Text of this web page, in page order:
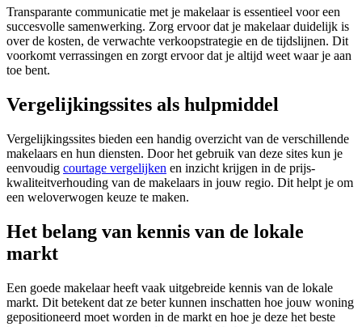
Transparante communicatie met je makelaar is essentieel voor een
succesvolle samenwerking. Zorg ervoor dat je makelaar duidelijk is
over de kosten, de verwachte verkoopstrategie en de tijdslijnen. Dit
voorkomt verrassingen en zorgt ervoor dat je altijd weet waar je aan
toe bent.
Vergelijkingssites als hulpmiddel
Vergelijkingssites bieden een handig overzicht van de verschillende
makelaars en hun diensten. Door het gebruik van deze sites kun je
eenvoudig courtage vergelijken en inzicht krijgen in de prijs-
kwaliteitverhouding van de makelaars in jouw regio. Dit helpt je om
een weloverwogen keuze te maken.
Het belang van kennis van de lokale
markt
Een goede makelaar heeft vaak uitgebreide kennis van de lokale
markt. Dit betekent dat ze beter kunnen inschatten hoe jouw woning
gepositioneerd moet worden in de markt en hoe je deze het beste